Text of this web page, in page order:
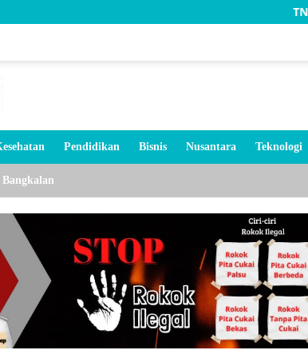
TNI AD
Pendidikan Bisnis Nusantara Teknologi
Bangkalan